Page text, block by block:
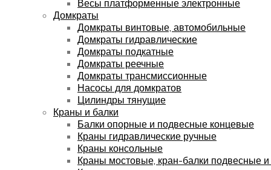
Весы платформенные электронные
Домкраты
Домкраты винтовые, автомобильные
Домкраты гидравлические
Домкраты подкатные
Домкраты реечные
Домкраты трансмиссионные
Насосы для домкратов
Цилиндры тянущие
Краны и балки
Балки опорные и подвесные концевые
Краны гидравлические ручные
Краны консольные
Краны мостовые, кран-балки подвесные